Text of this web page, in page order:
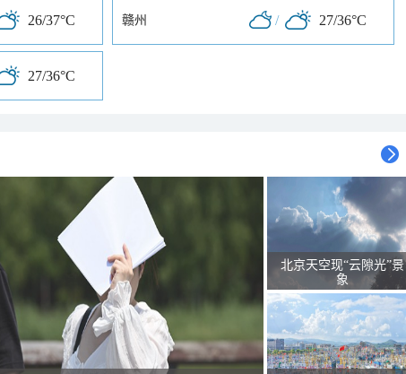
26/37°C 赣州 / 27/36°C
27/36°C
北京天空现“云隙光”景
象